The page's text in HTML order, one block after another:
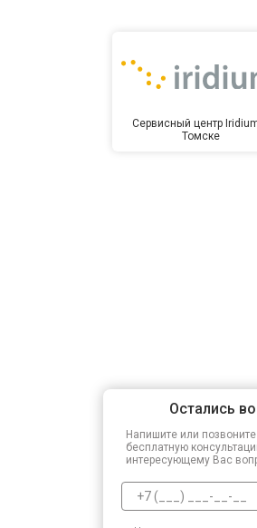
Сервисный центр
Томске
Остались
Напишите или
бесплатную
интересующему Вас